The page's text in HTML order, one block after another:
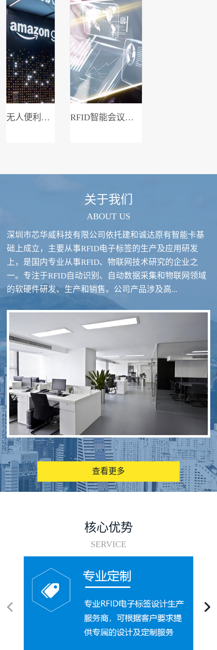
无人便利店系统 RFID智能会议签到系统
RFID酒类防伪系统方案 RFID智慧食堂系统
图书馆RFID电子标签管理系统
关于我们
ABOUT US
深圳市芯华威科技有限公司依托建和诚达原有智能卡基
础上成立，主要从事RFID电子标签的生产及应用研发
上，是国内专业从事RFID、物联网技术研究的企业之
一。专注于RFID自动识别、自动数据采集和物联网领域
的软硬件研发、生产和销售。公司产品涉及高...
查看更多
核心优势
SERVICE